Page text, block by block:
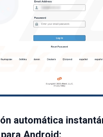
automática
Android: